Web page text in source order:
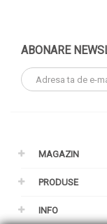
ABONARE
MAGAZIN
PRODUSE
INFO